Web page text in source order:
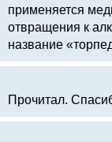
применяется
отвращения к
название
Прочитал.